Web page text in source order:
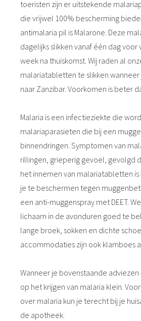
toeristen zijn er uitstekende
die vrijwel 100% bescherming
antimalaria pil is Malarone. Deze
dagelijks slikken vanaf één dag
week na thuiskomst. Wij raden al
malariatabletten te slikken
naar Zanzibar. Voorkomen is beter
Malaria is een infectieziekte die
malariaparasieten die bij een
binnendringen. Symptomen van
rillingen, grieperig gevoel, gevolgd
het innemen van malariatabletten
je te beschermen tegen
een anti-muggenspray met DEET.
lichaam in de avonduren goed te
lange broek, sokken en dichte
accommodaties zijn ook klamboes
Wanneer je bovenstaande
op het krijgen van malaria klein.
over malaria kun je terecht bij je
de apotheek.